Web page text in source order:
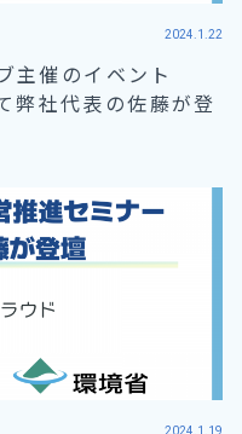
2024.1.22
主催のイベント
弊社代表の佐藤が登
2024.1.19